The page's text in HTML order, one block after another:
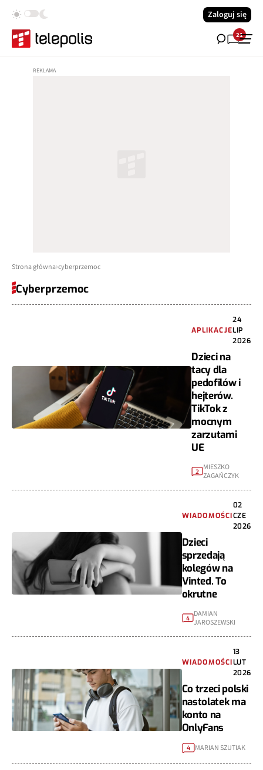
Zaloguj się
21
Strona główna cyberprzemoc
Cyberprzemoc
APLIKACJE
24
LIP
2026
Dzieci na
tacy dla
pedofilów i
hejterów.
TikTok z
mocnym
zarzutami
UE
2
MIESZKO
ZAGAŃCZYK
WIADOMOŚCI
02
CZE
2026
Dzieci
sprzedają
kolegów na
Vinted. To
okrutne
4 DAMIAN
JAROSZEWSKI
WIADOMOŚCI
13
LUT
2026
Co trzeci polski
nastolatek ma
konto na
OnlyFans
4 MARIAN SZUTIAK